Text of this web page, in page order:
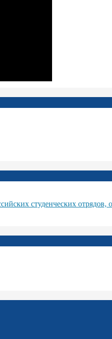
студенческих